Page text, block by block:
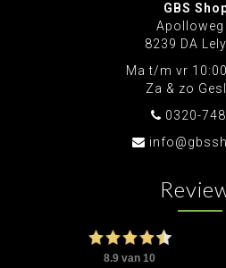
GBS
Apolloweg
8239 DA
Ma t/m vr
Za & zo
0320-